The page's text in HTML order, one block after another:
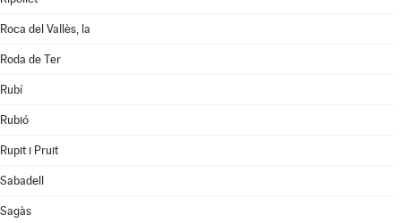
Roca del Vallès, la
Roda de Ter
Rubí
Rubió
Rupit i Pruit
Sabadell
Sagàs